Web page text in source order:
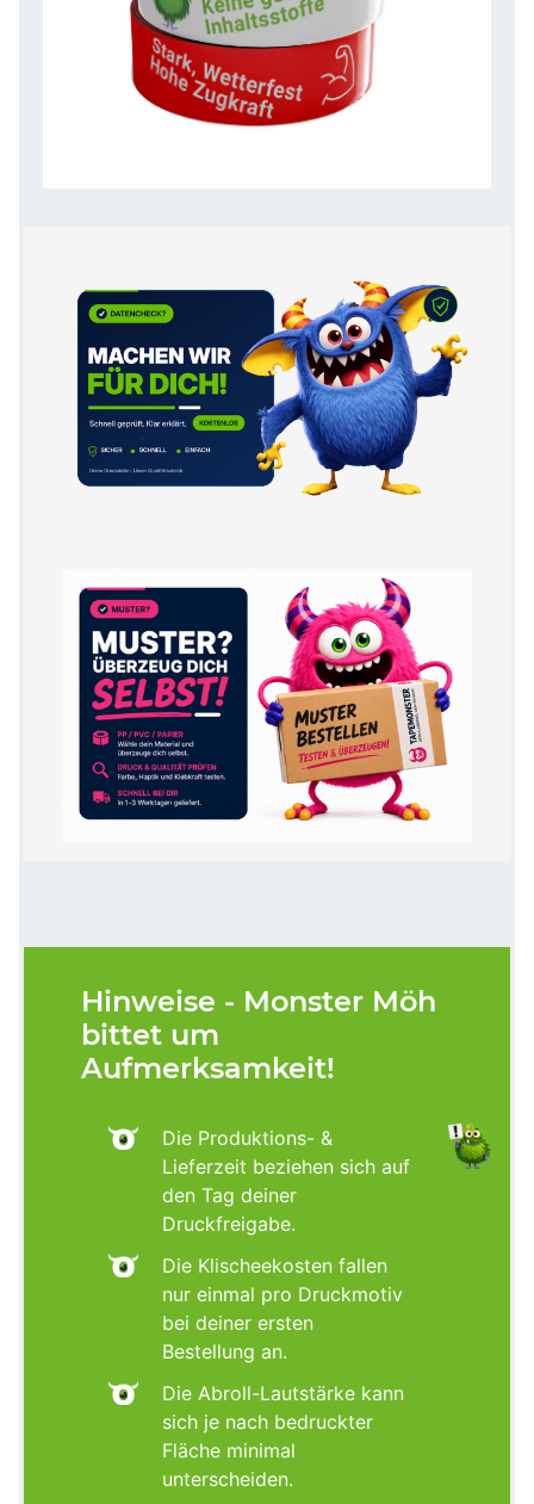
Hinweise - Monster Möh
bittet um
Aufmerksamkeit!
Die Produktions- &
Lieferzeit beziehen sich auf
den Tag deiner
Druckfreigabe.
Die Klischeekosten fallen
nur einmal pro Druckmotiv
bei deiner ersten
Bestellung an.
Die Abroll-Lautstärke kann
sich je nach bedruckter
Fläche minimal
unterscheiden.